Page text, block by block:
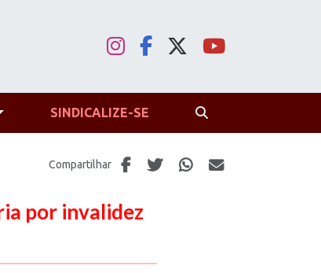
SINDICALIZE-SE
Compartilhar
por invalidez